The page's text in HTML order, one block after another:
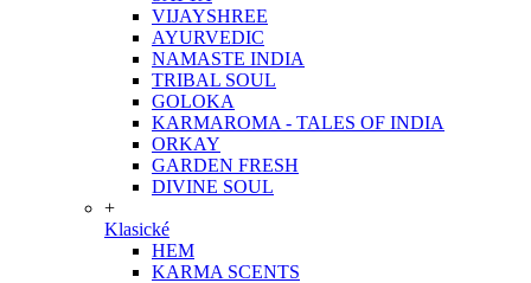
VIJAYSHREE
AYURVEDIC
NAMASTE INDIA
TRIBAL SOUL
GOLOKA
KARMAROMA - TALES OF INDIA
ORKAY
GARDEN FRESH
DIVINE SOUL
+
Klasické
HEM
KARMA SCENTS